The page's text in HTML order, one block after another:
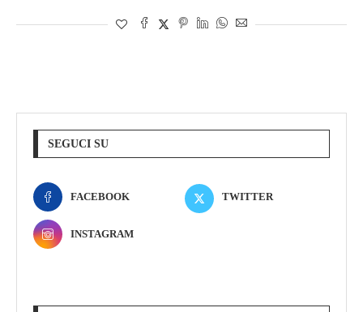
SEGUCI SU
FACEBOOK TWITTER
INSTAGRAM